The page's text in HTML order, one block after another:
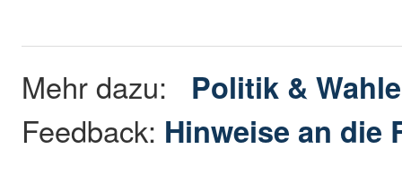
Mehr dazu: Politik &
Feedback: Hinweise an die